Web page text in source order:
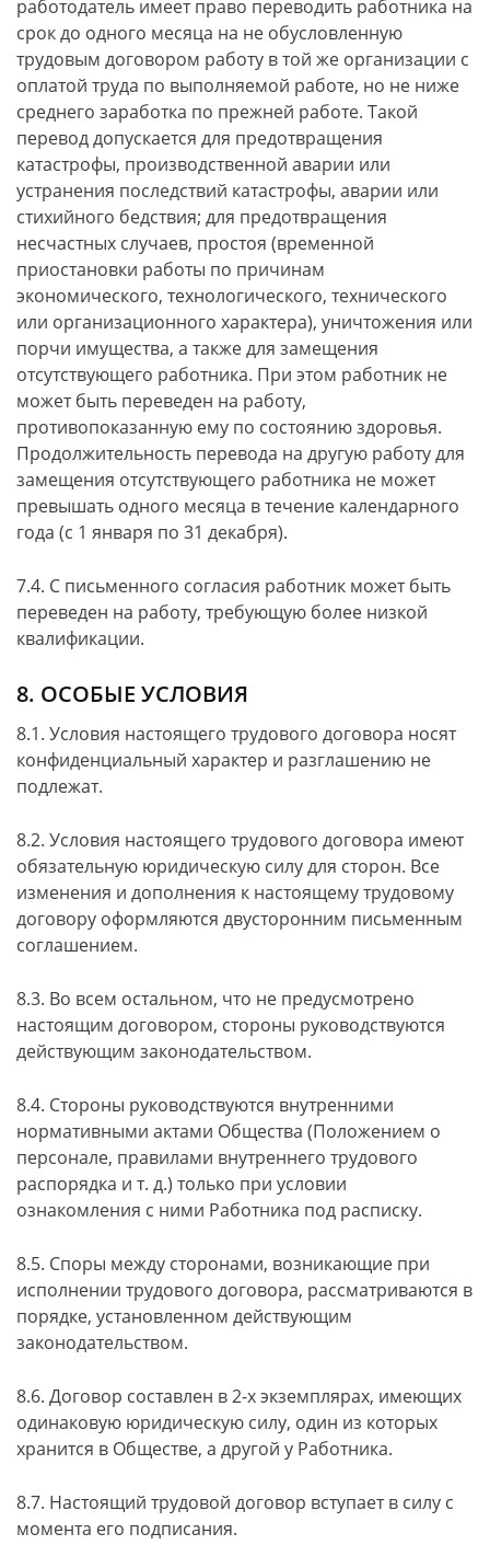
работодатель имеет право переводить работника на
срок до одного месяца на не обусловленную
трудовым договором работу в той же организации с
оплатой труда по выполняемой работе, но не ниже
среднего заработка по прежней работе. Такой
перевод допускается для предотвращения
катастрофы, производственной аварии или
устранения последствий катастрофы, аварии или
стихийного бедствия; для предотвращения
несчастных случаев, простоя (временной
приостановки работы по причинам
экономического, технологического, технического
или организационного характера), уничтожения или
порчи имущества, а также для замещения
отсутствующего работника. При этом работник не
может быть переведен на работу,
противопоказанную ему по состоянию здоровья.
Продолжительность перевода на другую работу для
замещения отсутствующего работника не может
превышать одного месяца в течение календарного
года (с 1 января по 31 декабря).
7.4. С письменного согласия работник может быть
переведен на работу, требующую более низкой
квалификации.
8. ОСОБЫЕ УСЛОВИЯ
8.1. Условия настоящего трудового договора носят
конфиденциальный характер и разглашению не
подлежат.
8.2. Условия настоящего трудового договора имеют
обязательную юридическую силу для сторон. Все
изменения и дополнения к настоящему трудовому
договору оформляются двусторонним письменным
соглашением.
8.3. Во всем остальном, что не предусмотрено
настоящим договором, стороны руководствуются
действующим законодательством.
8.4. Стороны руководствуются внутренними
нормативными актами Общества (Положением о
персонале, правилами внутреннего трудового
распорядка и т. д.) только при условии
ознакомления с ними Работника под расписку.
8.5. Споры между сторонами, возникающие при
исполнении трудового договора, рассматриваются в
порядке, установленном действующим
законодательством.
8.6. Договор составлен в 2-х экземплярах, имеющих
одинаковую юридическую силу, один из которых
хранится в Обществе, а другой у Работника.
8.7. Настоящий трудовой договор вступает в силу с
момента его подписания.